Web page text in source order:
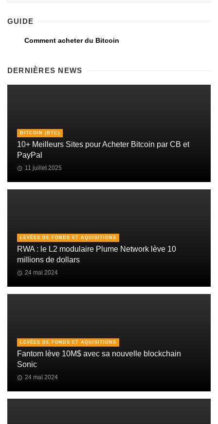
GUIDE
Comment acheter du Bitcoin
DERNIÈRES NEWS
BITCOIN (BTC)
10+ Meilleurs Sites pour Acheter Bitcoin par CB et
PayPal
11 juillet 2025
LEVÉES DE FONDS ET AQUISITIONS
RWA : le L2 modulaire Plume Network lève 10
millions de dollars
24 mai 2024
LEVÉES DE FONDS ET AQUISITIONS
Fantom lève 10M$ avec sa nouvelle blockchain
Sonic
24 mai 2024